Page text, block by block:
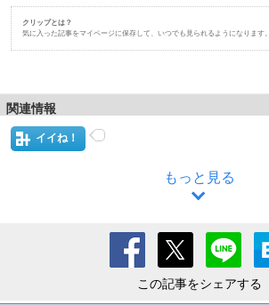
クリップとは？
気に入った記事をマイページに保存して、いつでも見られるようになります。
関連情報
イイね！
もっと見る
この記事をシェアする